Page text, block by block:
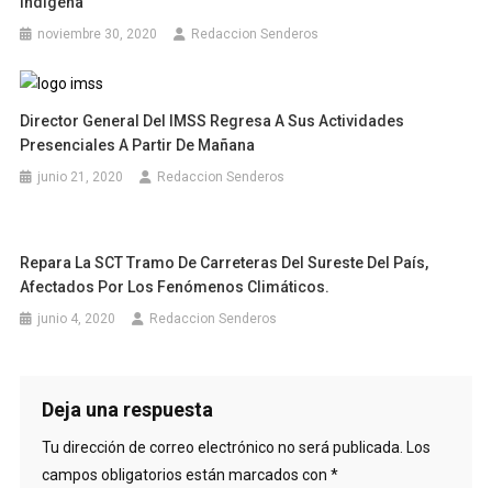
noviembre 30, 2020 Redaccion Senderos
Director General Del IMSS Regresa A Sus Actividades
Presenciales A Partir De Mañana
junio 21, 2020 Redaccion Senderos
Repara La SCT Tramo De Carreteras Del Sureste Del País,
Afectados Por Los Fenómenos Climáticos.
junio 4, 2020 Redaccion Senderos
Deja una respuesta
Tu dirección de correo electrónico no será publicada. Los
campos obligatorios están marcados con *